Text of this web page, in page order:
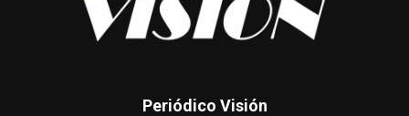
Periódico Visión